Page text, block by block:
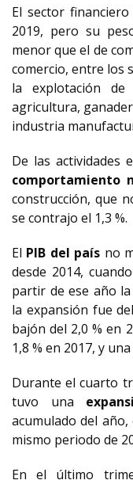
El sector
2019, pero su
menor que el de
comercio, entre los
la explotación
agricultura,
industria
De las actividades
comportamiento
construcción, que
se contrajo el 1,3 %.
El PIB del país no
desde 2014,
partir de ese año
la expansión fue
bajón del 2,0 % en
1,8 % en 2017, y
Durante el cuarto
tuvo una
acumulado del
mismo periodo de
En el último